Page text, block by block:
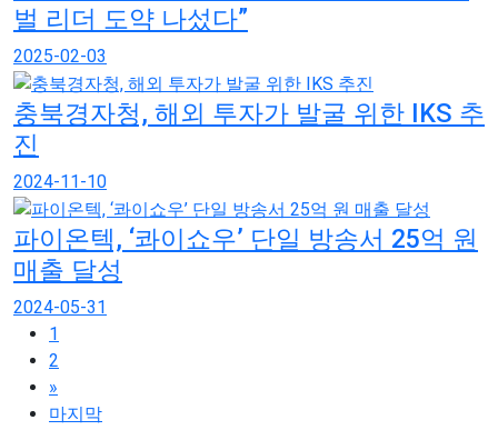
벌 리더 도약 나섰다”
2025-02-03
충북경자청, 해외 투자가 발굴 위한 IKS 추
진
2024-11-10
파이온텍, ‘콰이쇼우’ 단일 방송서 25억 원
매출 달성
2024-05-31
1
2
»
마지막